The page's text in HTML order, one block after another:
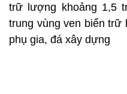
trữ lượng khoảng 1,5
trung vùng ven biển trữ
phụ gia, đá xây dựng